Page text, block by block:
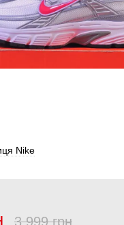
Nike
3 999 грн